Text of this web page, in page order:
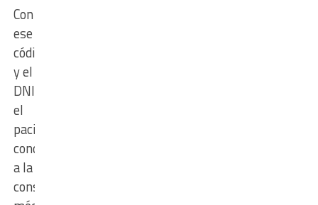
Con
ese
código
y el
DNI,
el
paciente
concurre
a la
consulta